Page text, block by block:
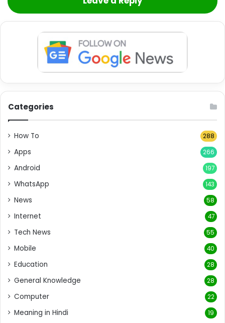
Categories
How To 288
Apps 266
Android 197
WhatsApp 143
News 58
Internet 47
Tech News 55
Mobile 40
Education 28
General Knowledge 28
Computer 22
Meaning in Hindi 19